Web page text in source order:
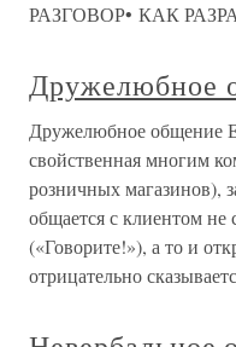
РАЗГОВОР• КАК
Дружелюбное
Дружелюбное общение
свойственная многим
розничных магазинов),
общается с клиентом
(«Говорите!»), а то и
отрицательно